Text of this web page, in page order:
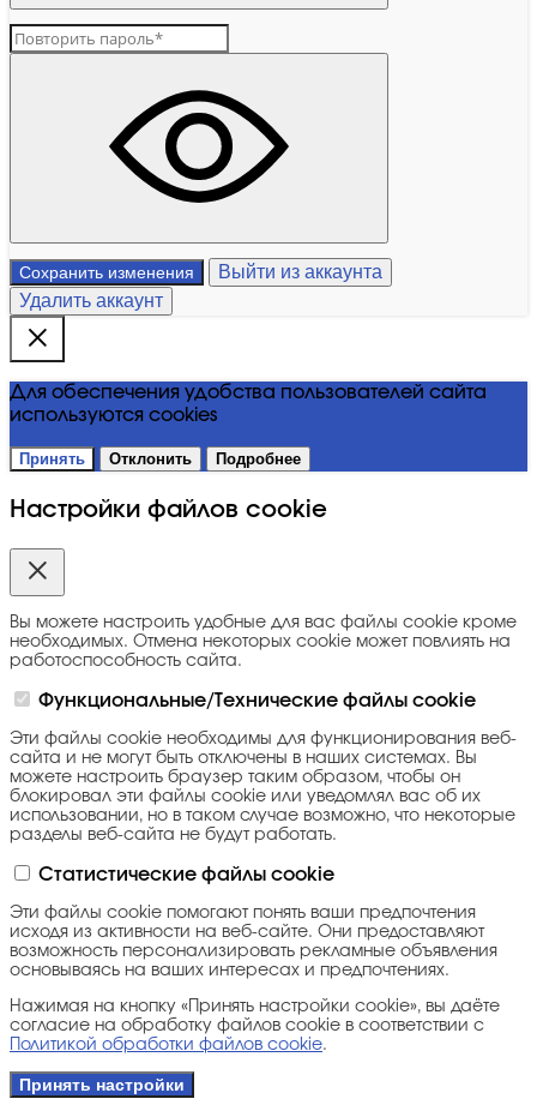
Сохранить изменения
Выйти из аккаунта
Удалить аккаунт
Для обеспечения удобства пользователей сайта
используются cookies
Принять Отклонить Подробнее
Настройки файлов cookie
Вы можете настроить удобные для вас файлы cookie кроме
необходимых. Отмена некоторых cookie может повлиять на
работоспособность сайта.
Функциональные/Технические файлы cookie
Эти файлы cookie необходимы для функционирования веб-
сайта и не могут быть отключены в наших системах. Вы
можете настроить браузер таким образом, чтобы он
блокировал эти файлы cookie или уведомлял вас об их
использовании, но в таком случае возможно, что некоторые
разделы веб-сайта не будут работать.
Статистические файлы cookie
Эти файлы cookie помогают понять ваши предпочтения
исходя из активности на веб-сайте. Они предоставляют
возможность персонализировать рекламные объявления
основываясь на ваших интересах и предпочтениях.
Нажимая на кнопку «Принять настройки cookie», вы даёте
согласие на обработку файлов cookie в соответствии с
Политикой обработки файлов cookie.
Принять настройки